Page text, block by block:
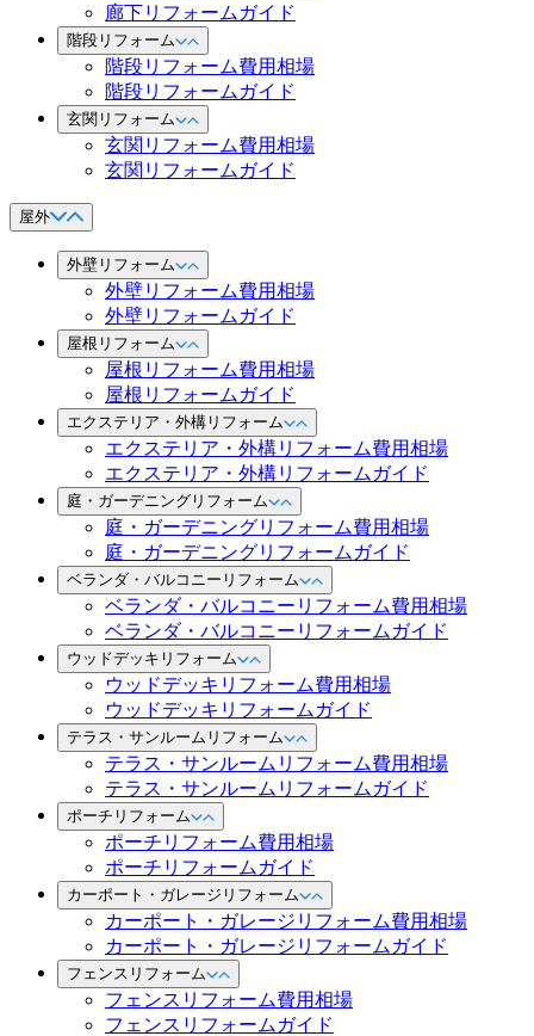
廊下リフォームガイド
階段リフォーム
階段リフォーム費用相場
階段リフォームガイド
玄関リフォーム
玄関リフォーム費用相場
玄関リフォームガイド
屋外
外壁リフォーム
外壁リフォーム費用相場
外壁リフォームガイド
屋根リフォーム
屋根リフォーム費用相場
屋根リフォームガイド
エクステリア・外構リフォーム
エクステリア・外構リフォーム費用相場
エクステリア・外構リフォームガイド
庭・ガーデニングリフォーム
庭・ガーデニングリフォーム費用相場
庭・ガーデニングリフォームガイド
ベランダ・バルコニーリフォーム
ベランダ・バルコニーリフォーム費用相場
ベランダ・バルコニーリフォームガイド
ウッドデッキリフォーム
ウッドデッキリフォーム費用相場
ウッドデッキリフォームガイド
テラス・サンルームリフォーム
テラス・サンルームリフォーム費用相場
テラス・サンルームリフォームガイド
ポーチリフォーム
ポーチリフォーム費用相場
ポーチリフォームガイド
カーポート・ガレージリフォーム
カーポート・ガレージリフォーム費用相場
カーポート・ガレージリフォームガイド
フェンスリフォーム
フェンスリフォーム費用相場
フェンスリフォームガイド